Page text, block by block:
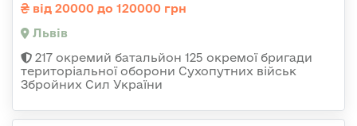
від 20000 до 120000 грн
Львів
217 окремий батальйон 125 окремої бригади
територіальної оборони Сухопутних військ
Збройних Сил України